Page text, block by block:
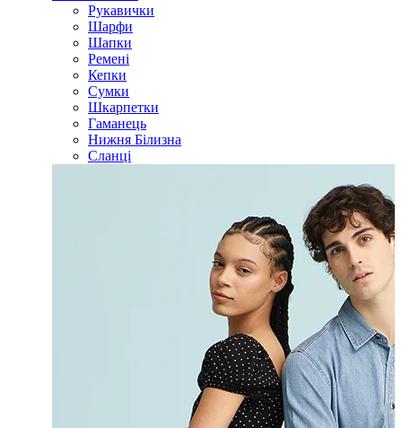
Рукавички
Шарфи
Шапки
Ремені
Кепки
Сумки
Шкарпетки
Гаманець
Нижня Білизна
Сланці